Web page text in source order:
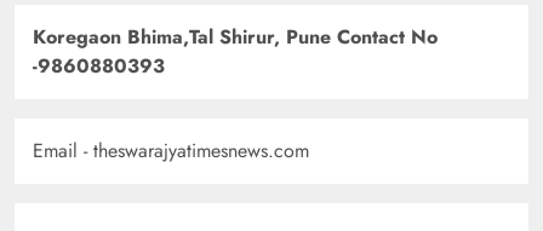
Koregaon Bhima,Tal Shirur, Pune Contact No
-9860880393
Email - theswarajyatimesnews.com